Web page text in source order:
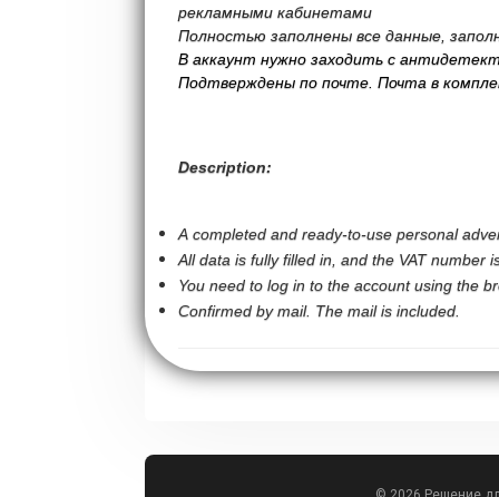
рекламными кабинетами
Полностью заполнены все данные,
В аккаунт нужно заходить с
Подтверждены по почте. Почта в
Description:
A completed and ready-to-use personal
All data is fully filled in, and the VAT number
You need to log in to the account using the
Confirmed by mail. The mail is included.